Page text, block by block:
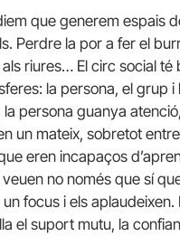
que generem espais
Perdre la por a fer el
riures… El circ social té
la persona, el grup i
la persona guanya
un mateix, sobretot
eren incapaços
no només que sí
un focus i els
el suport mutu, la